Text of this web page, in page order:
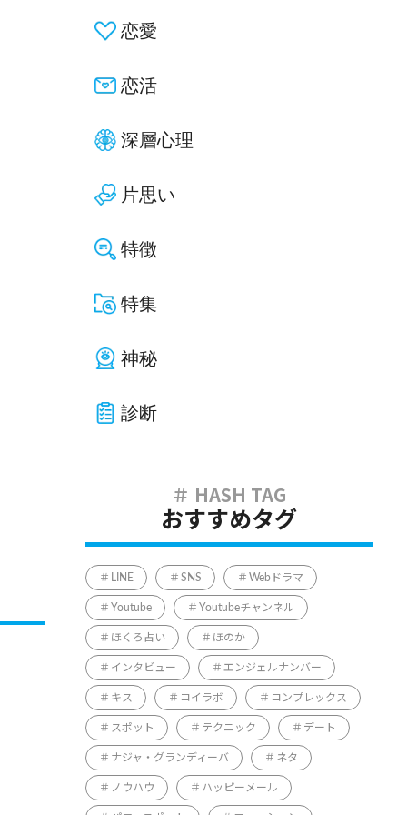
恋愛
恋活
深層心理
片思い
特徴
特集
神秘
診断
おすすめタグ
LINE SNS Webドラマ
Youtube Youtubeチャンネル
ほくろ占い ほのか
インタビュー エンジェルナンバー
キス コイラボ コンプレックス
スポット テクニック デート
ナジャ・グランディーバ ネタ
ノウハウ ハッピーメール